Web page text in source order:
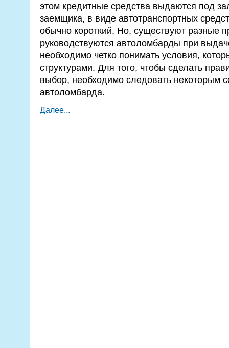
этом кредитные средства выдаются под
заемщика, в виде автотранспортных
обычно короткий. Но, существуют разные
руководствуются автоломбарды при
необходимо четко понимать условия,
структурами. Для того, чтобы сделать
выбор, необходимо следовать некоторым
автоломбарда.
Далее...